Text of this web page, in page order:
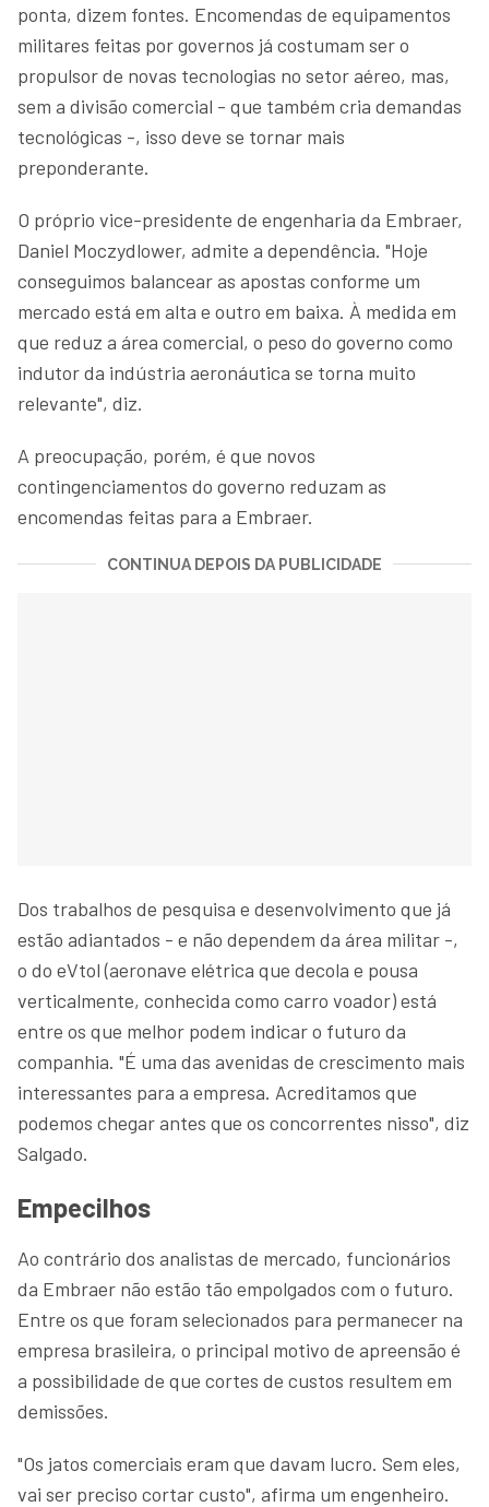
ponta, dizem fontes. Encomendas de equipamentos
militares feitas por governos já costumam ser o
propulsor de novas tecnologias no setor aéreo, mas,
sem a divisão comercial - que também cria demandas
tecnológicas -, isso deve se tornar mais
preponderante.
O próprio vice-presidente de engenharia da Embraer,
Daniel Moczydlower, admite a dependência. "Hoje
conseguimos balancear as apostas conforme um
mercado está em alta e outro em baixa. À medida em
que reduz a área comercial, o peso do governo como
indutor da indústria aeronáutica se torna muito
relevante", diz.
A preocupação, porém, é que novos
contingenciamentos do governo reduzam as
encomendas feitas para a Embraer.
CONTINUA DEPOIS DA PUBLICIDADE
Dos trabalhos de pesquisa e desenvolvimento que já
estão adiantados - e não dependem da área militar -,
o do eVtol (aeronave elétrica que decola e pousa
verticalmente, conhecida como carro voador) está
entre os que melhor podem indicar o futuro da
companhia. "É uma das avenidas de crescimento mais
interessantes para a empresa. Acreditamos que
podemos chegar antes que os concorrentes nisso", diz
Salgado.
Empecilhos
Ao contrário dos analistas de mercado, funcionários
da Embraer não estão tão empolgados com o futuro.
Entre os que foram selecionados para permanecer na
empresa brasileira, o principal motivo de apreensão é
a possibilidade de que cortes de custos resultem em
demissões.
"Os jatos comerciais eram que davam lucro. Sem eles,
vai ser preciso cortar custo", afirma um engenheiro.